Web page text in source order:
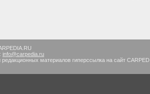
info@carpedia.ru
редакционных материалов гиперссылка на сайт